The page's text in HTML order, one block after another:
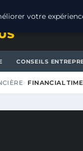
CONSEILS
FINANCIAL
votre